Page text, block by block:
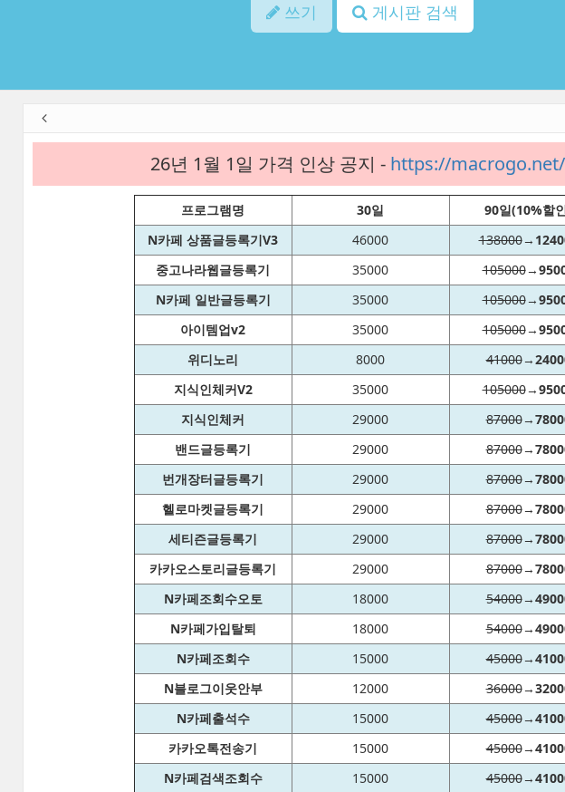
쓰기 게시판 검색
26년 1월 1일 가격 인상 공지 - https://
프로그램명 30일
90일(10%할
N카페 상품글등록기V3
46000 138000→
중고나라웹글등록기
35000 105000→
N카페 일반글등록기
35000 105000→
아이템업v2
35000 105000→
위디노리
8000 41000→
지식인체커V2
35000 105000→
지식인체커
29000 87000→
밴드글등록기
29000 87000→
번개장터글등록기
29000 87000→
헬로마켓글등록기
29000 87000→
세티즌글등록기
29000 87000→
카카오스토리글등록기
29000 87000→
N카페조회수오토
18000 54000→
N카페가입탈퇴
18000 54000→
N카페조회수
15000 45000→
N블로그이웃안부
12000 36000→
N카페출석수
15000 45000→
카카오톡전송기
15000 45000→
N카페검색조회수
15000 45000→